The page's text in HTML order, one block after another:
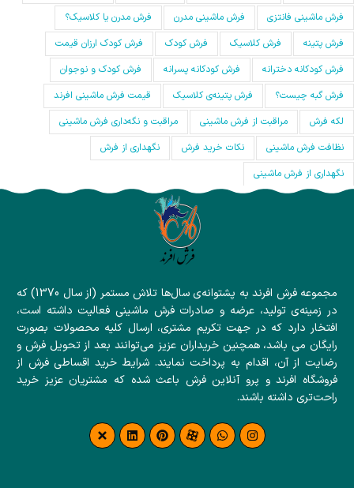
فرش ماشینی فانتزی
فرش ماشینی مدرن
فرش مدرن یا کلاسیک؟
فرش پتینه
فرش کلاسیک فرش کودک
فرش کودک ارزان قیمت
فرش کودکانه دخترانه
فرش کودکانه پسرانه
فرش کودک و نوجوان
فرش گبه چیست؟
فرش‌ پتینه‌ی کلاسیک
قیمت فرش ماشینی افرند
لکه فرش
مراقبت از فرش ماشینی
مراقبت و نگه‌داری فرش ماشینی
نظافت فرش ماشینی
نکات خرید فرش
نگهداری از فرش
نگهداری از فرش ماشینی
مجموعه فرش افرند به پشتوانه‌ی سال‌ها تلاش مستمر (از سال 1370) که
در زمینه‌ی تولید، عرضه و صادرات فرش ماشینی فعالیت داشته است،
افتخار دارد که در جهت تکریم مشتری، ارسال کلیه محصولات بصورت
رایگان می باشد، همچنین خریداران عزیز می‌توانند بعد از تحویل فرش و
رضایت از آن، اقدام به پرداخت نمایند. شرایط خرید اقساطی فرش از
فروشگاه افرند و پرو آنلاین فرش باعث شده که مشتریان عزیز خرید
راحت‌تری داشته باشند.